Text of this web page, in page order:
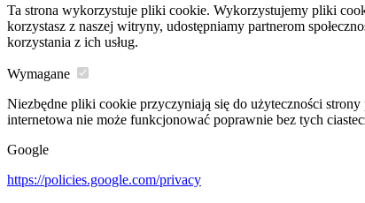
Ta strona wykorzystuje pliki cookie. Wykorzystujemy pliki
korzystasz z naszej witryny, udostępniamy partnerom
korzystania z ich usług.
Wymagane
Niezbędne pliki cookie przyczyniają się do użyteczności
internetowa nie może funkcjonować poprawnie bez tych
Google
https://policies.google.com/privacy